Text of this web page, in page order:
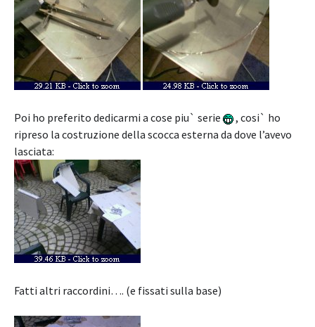
Poi ho preferito dedicarmi a cose piu` serie
, cosi` ho
ripreso la costruzione della scocca esterna da dove l’avevo
lasciata:
Fatti altri raccordini…. (e fissati sulla base)